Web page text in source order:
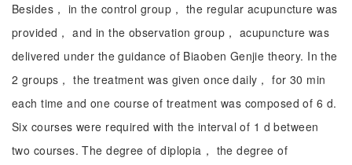
Besides， in the control group， the regular acupuncture was
provided， and in the observation group， acupuncture was
delivered under the guidance of Biaoben Genjie theory. In the
2 groups， the treatment was given once daily， for 30 min
each time and one course of treatment was composed of 6 d.
Six courses were required with the interval of 1 d between
two courses. The degree of diplopia， the degree of